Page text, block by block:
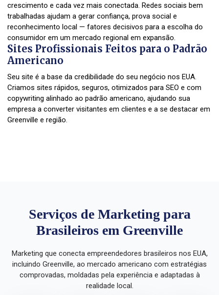
crescimento e cada vez mais conectada. Redes sociais bem
trabalhadas ajudam a gerar confiança, prova social e
reconhecimento local — fatores decisivos para a escolha do
consumidor em um mercado regional em expansão.
Sites Profissionais Feitos para o Padrão
Americano
Seu site é a base da credibilidade do seu negócio nos EUA.
Criamos sites rápidos, seguros, otimizados para SEO e com
copywriting alinhado ao padrão americano, ajudando sua
empresa a converter visitantes em clientes e a se destacar em
Greenville e região.
Serviços de Marketing para
Brasileiros em Greenville
Marketing que conecta empreendedores brasileiros nos EUA,
incluindo Greenville, ao mercado americano com estratégias
comprovadas, moldadas pela experiência e adaptadas à
realidade local.